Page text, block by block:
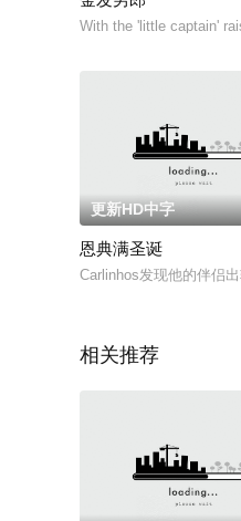
With the 'little captain'
更新HD中字
恩典满圣诞
Carlinhos发现他的伴侣
相关推荐